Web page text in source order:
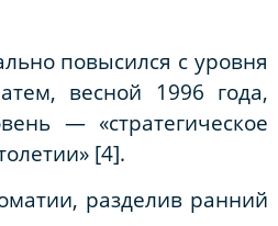
повысился с уровня
весной 1996 года,
— «стратегическое
[4].
разделив ранний